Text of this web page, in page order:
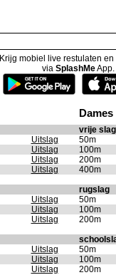
Krijg mobiel live restulaten
via SplashMeApp.
Dames
vrije slag
Uitslag
50m
Uitslag
100m
Uitslag
200m
Uitslag
400m
rugslag
Uitslag
50m
Uitslag
100m
Uitslag
200m
Uitslag
50m
Uitslag
100m
Uitslag
200m